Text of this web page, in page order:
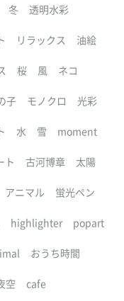
冬 透明水彩
リラックス 油絵
桜 風 ネコ
子 モノクロ 光彩
水 雪 moment
ト 古河博章 太陽
アニマル 蛍光ペン
highlighter popart
おうち時間
空 cafe